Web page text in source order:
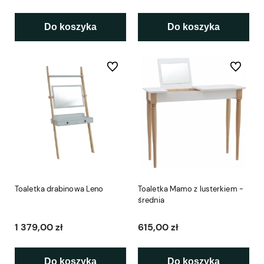
Do koszyka Do koszyka
Toaletka drabinowa Leno
1 379,00 zł
Do koszyka
Do ulubionych
Toaletka Mamo z lusterkiem -
średnia
615,00 zł
Do koszyka
Do